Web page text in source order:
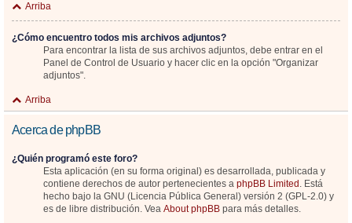
Arriba
¿Cómo encuentro todos mis archivos adjuntos?
Para encontrar la lista de sus archivos adjuntos, debe entrar en el
Panel de Control de Usuario y hacer clic en la opción "Organizar
adjuntos".
Arriba
Acerca de phpBB
¿Quién programó este foro?
Esta aplicación (en su forma original) es desarrollada, publicada y
contiene derechos de autor pertenecientes a phpBB Limited . Está
hecho bajo la GNU (Licencia Pública General) versión 2 (GPL-2.0) y
es de libre distribución. Vea About phpBB para más detalles.